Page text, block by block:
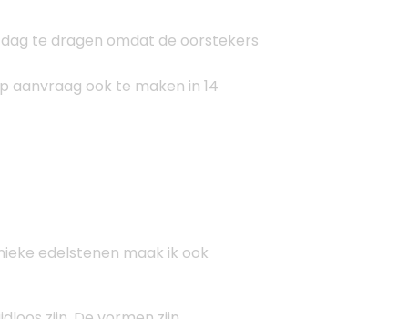
te dragen omdat de oorstekers
aanvraag ook te maken in 14
edelstenen maak ik ook